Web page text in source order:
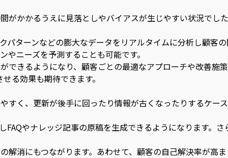
かかるうえに見落としやバイアスが生じやすい状況で
ターンなどの膨大なデータをリアルタイムに分析し顧客
ニーズを予測することも可能です。
きるようになり、顧客ごとの最適なアプローチや改善施
る効果も期待できます。
く、更新が後手に回ったり情報が古くなったりするケ
やナレッジ記事の原稿を生成できるようになります。
消にもつながります。あわせて、顧客の自己解決率が高